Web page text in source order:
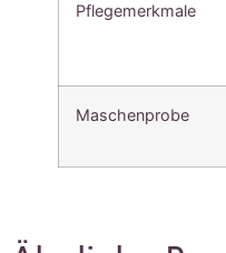
Pflegemerkmale
Maschenprobe